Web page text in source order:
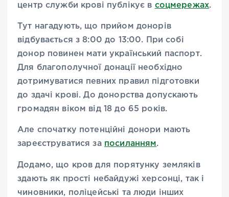
центр служби крові публікує в соцмережах.
Тут нагадують, що прийом донорів
відбувається з 8:00 до 13:00. При собі
донор повинен мати український паспорт.
Для благополучної донації необхідно
дотримуватися певних правил підготовки
до здачі крові. До донорства допускають
громадян віком від 18 до 65 років.
Але спочатку потенційні донори мають
зареєструватися за посиланням.
Додамо, що кров для порятунку земляків
здають як прості небайдужі херсонці, так і
чиновники, поліцейські та люди інших